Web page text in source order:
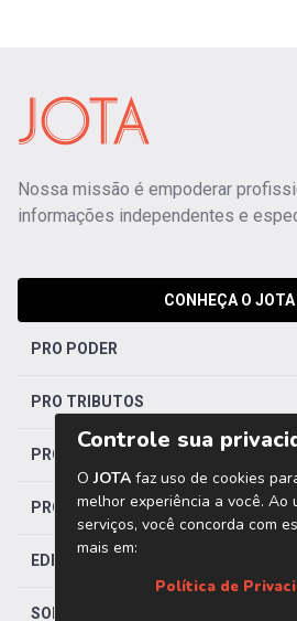
Nossa missão é empoderar
informações independentes e
CONHEÇA O JOTA
PRO PODER
PRO TRIBUTOS
PRO TRABALHISTA
PRO SAÚDE
EDITORIAS
SOBRE O JOTA